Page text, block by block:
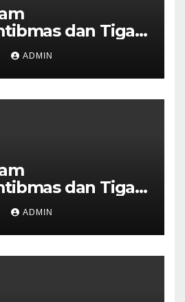
dan Tiga
Ungaran
Warga
Ronda
ADMIN
dan Tiga
Ungaran
Warga
Ronda
ADMIN